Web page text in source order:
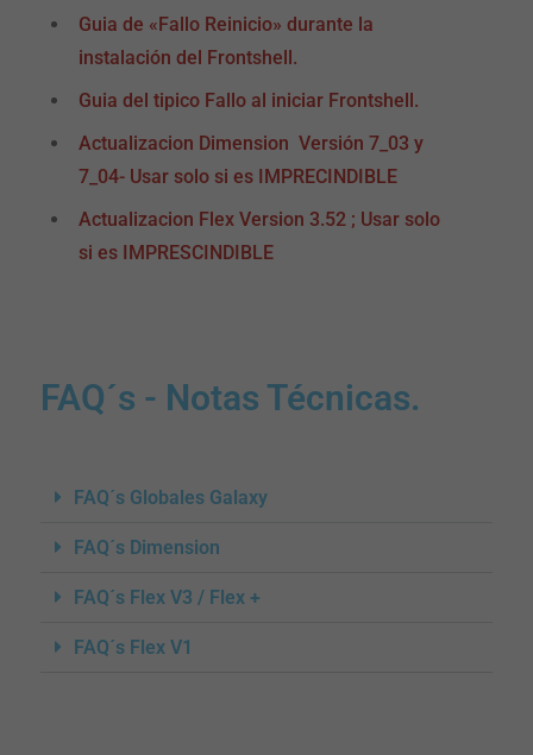
Guia de «Fallo Reinicio» durante la
instalación del Frontshell.
Guia del tipico Fallo al iniciar Frontshell.
Actualizacion Dimension Versión 7_03 y
7_04- Usar solo si es IMPRECINDIBLE
Actualizacion Flex Version 3.52 ; Usar solo
si es IMPRESCINDIBLE
FAQ´s - Notas Técnicas.
FAQ´s Globales Galaxy
FAQ´s Dimension
FAQ´s Flex V3 / Flex +
FAQ´s Flex V1